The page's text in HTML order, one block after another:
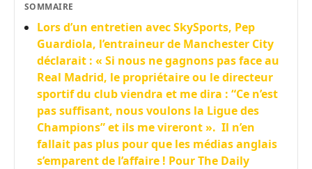
SOMMAIRE
Lors d’un entretien avec SkySports, Pep
Guardiola, l’entraineur de Manchester City
déclarait : « Si nous ne gagnons pas face au
Real Madrid, le propriétaire ou le directeur
sportif du club viendra et me dira : “Ce n’est
pas suffisant, nous voulons la Ligue des
Champions” et ils me vireront ». Il n’en
fallait pas plus pour que les médias anglais
s’emparent de l’affaire ! Pour The Daily